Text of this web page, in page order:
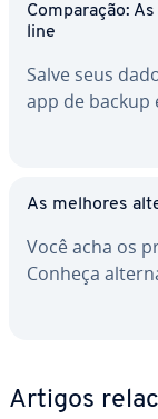
Com­pa­ra­ção:
line
Salve seus
app de backup
As melhores
Você acha os
Conheça
Artigos